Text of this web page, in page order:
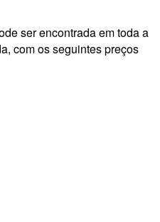
ser encontrada em toda a
com os seguintes preços